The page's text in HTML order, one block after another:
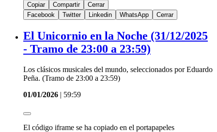
Copiar Compartir
Cerrar
Facebook
Twitter Linkedin WhatsApp Cerrar
El Unicornio en la Noche (31/12/2025
- Tramo de 23:00 a 23:59)
Los clásicos musicales del mundo, seleccionados por Eduardo
Peña. (Tramo de 23:00 a 23:59)
01/01/2026 | 59:59
El código iframe se ha copiado en el portapapeles